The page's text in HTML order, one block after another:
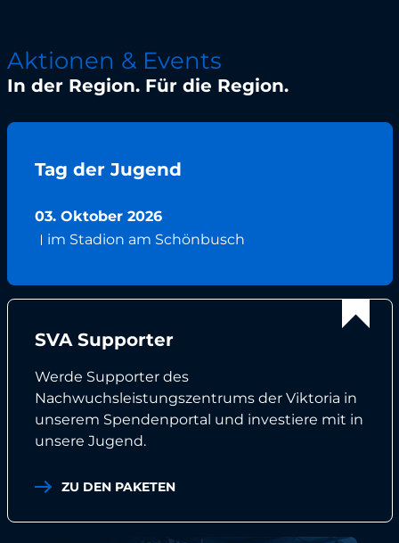
Aktionen & Events
In der Region. Für die Region.
Tag der Jugend
03. Oktober 2026
im Stadion am Schönbusch
SVA Supporter
Werde Supporter des
Nachwuchsleistungszentrums der Viktoria in
unserem Spendenportal und investiere mit in
unsere Jugend.
ZU DEN PAKETEN